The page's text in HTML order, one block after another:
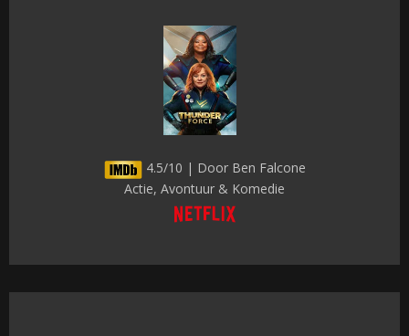
4.5/10 | Door Ben Falcone
Actie, Avontuur & Komedie